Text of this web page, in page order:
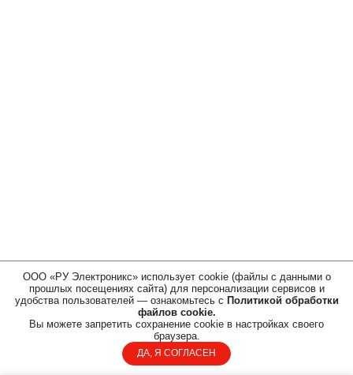
ООО «РУ Электроникс» использует cookie (файлы с данными о
прошлых посещениях сайта) для персонализации сервисов и
удобства пользователей — ознакомьтесь с Политикой обработки
файлов cookie.
Вы можете запретить сохранение cookie в настройках своего
браузера.
ДА, Я СОГЛАСЕН